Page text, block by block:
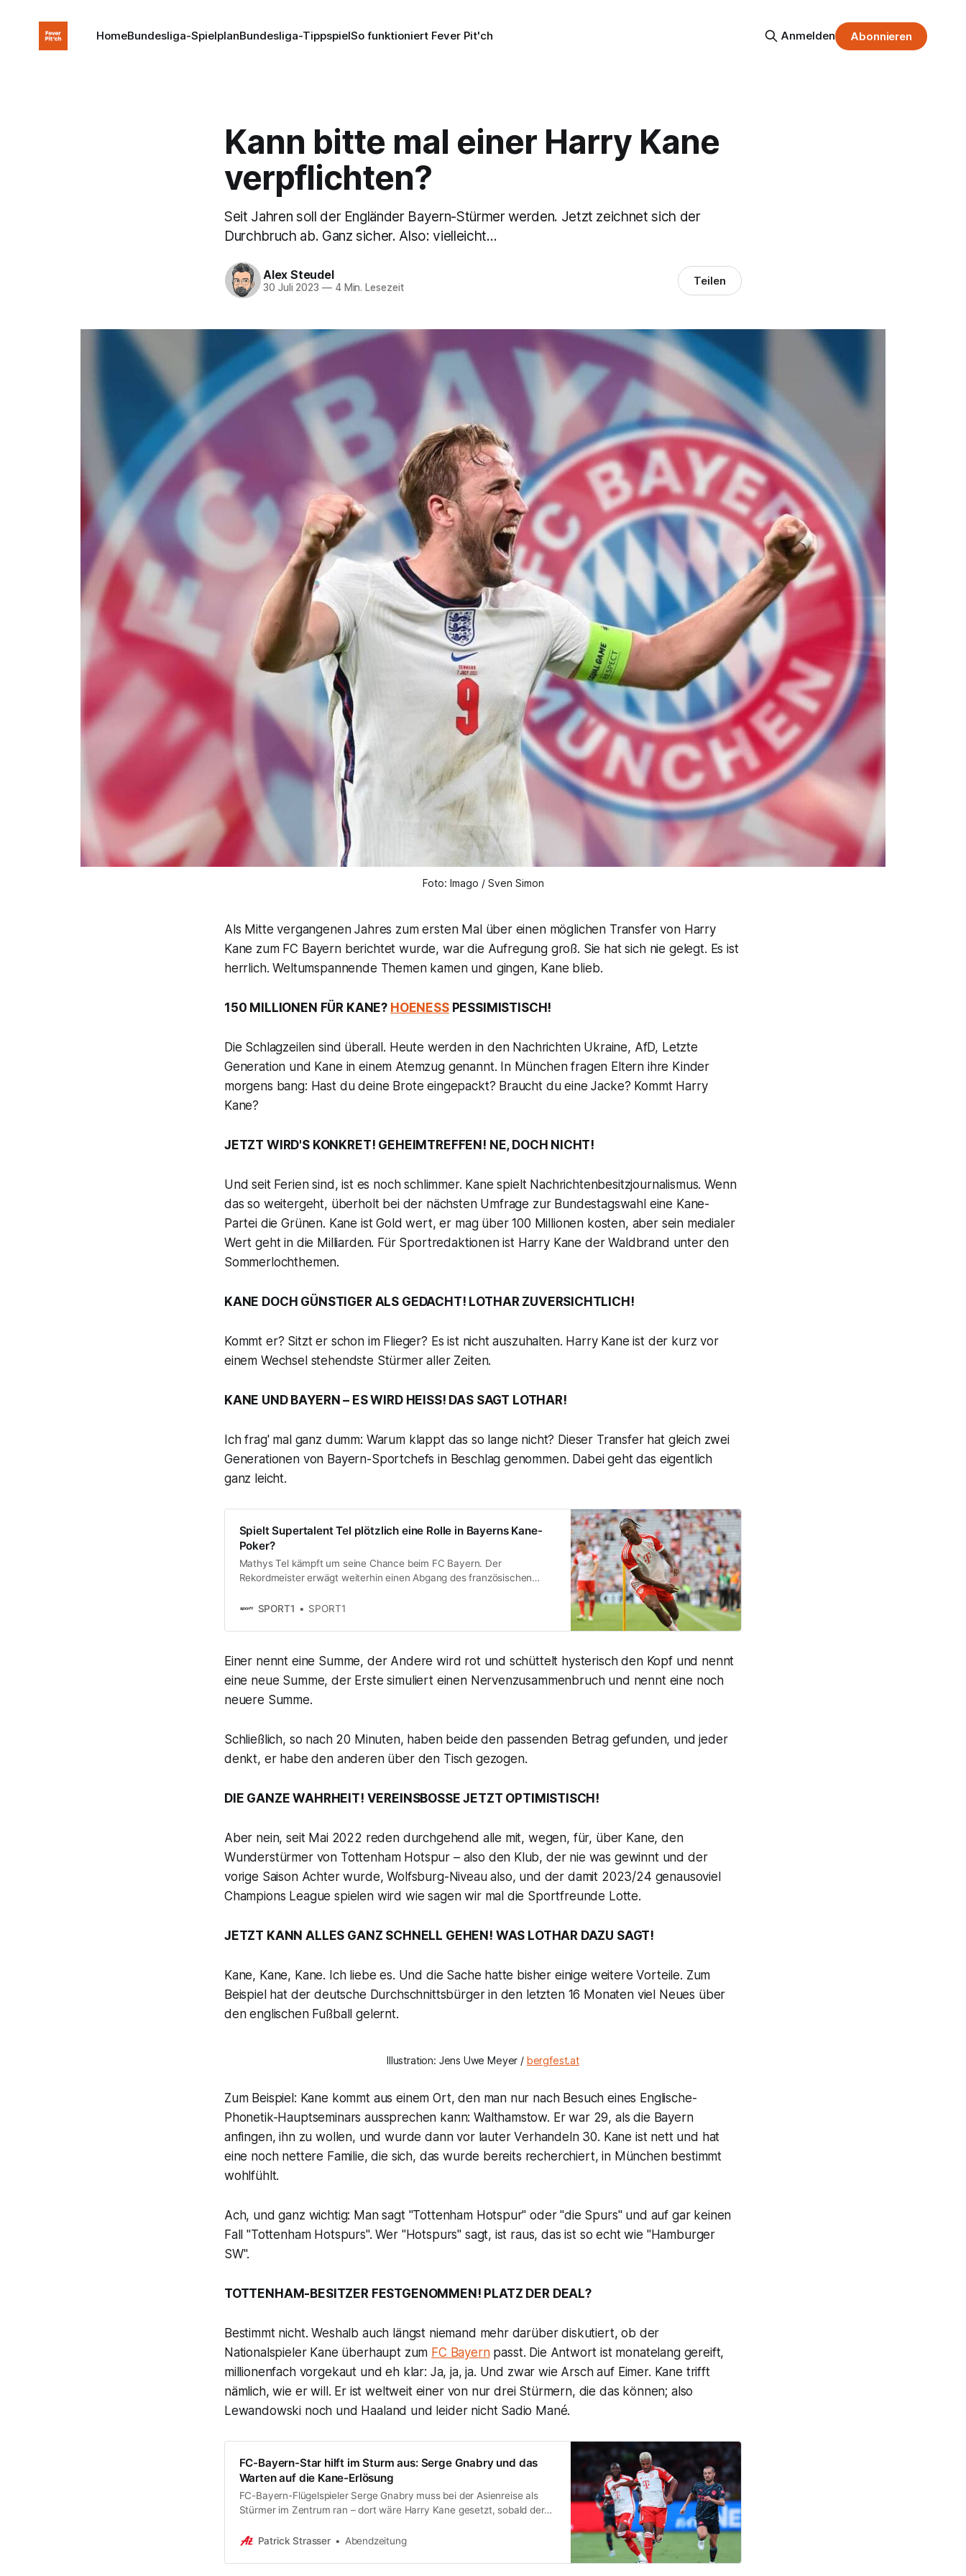
HomeBundesliga-SpielplanBundesliga-TippspielSo funktioniert Fever Pit'ch Anmelden Abonnieren
Kann bitte mal einer Harry Kane
verpflichten?
Seit Jahren soll der Engländer Bayern-Stürmer werden. Jetzt zeichnet sich der
Durchbruch ab. Ganz sicher. Also: vielleicht…
Alex Steudel
30 Juli 2023 —4 Min. Lesezeit Teilen
Foto: Imago / Sven Simon
Als Mitte vergangenen Jahres zum ersten Mal über einen möglichen Transfer von Harry
Kane zum FC Bayern berichtet wurde, war die Aufregung groß. Sie hat sich nie gelegt. Es ist
herrlich. Weltumspannende Themen kamen und gingen, Kane blieb.
150 MILLIONEN FÜR KANE? HOENESSPESSIMISTISCH!
Die Schlagzeilen sind überall. Heute werden in den Nachrichten Ukraine, AfD, Letzte
Generation und Kane in einem Atemzug genannt. In München fragen Eltern ihre Kinder
morgens bang: Hast du deine Brote eingepackt? Braucht du eine Jacke? Kommt Harry
Kane?
JETZT WIRD'S KONKRET! GEHEIMTREFFEN! NE, DOCH NICHT!
Und seit Ferien sind, ist es noch schlimmer. Kane spielt Nachrichtenbesitzjournalismus. Wenn
das so weitergeht, überholt bei der nächsten Umfrage zur Bundestagswahl eine Kane-
Partei die Grünen. Kane ist Gold wert, er mag über 100 Millionen kosten, aber sein medialer
Wert geht in die Milliarden. Für Sportredaktionen ist Harry Kane der Waldbrand unter den
Sommerlochthemen.
KANE DOCH GÜNSTIGER ALS GEDACHT! LOTHAR ZUVERSICHTLICH!
Kommt er? Sitzt er schon im Flieger? Es ist nicht auszuhalten. Harry Kane ist der kurz vor
einem Wechsel stehendste Stürmer aller Zeiten.
KANE UND BAYERN – ES WIRD HEISS! DAS SAGT LOTHAR!
Ich frag' mal ganz dumm: Warum klappt das so lange nicht? Dieser Transfer hat gleich zwei
Generationen von Bayern-Sportchefs in Beschlag genommen. Dabei geht das eigentlich
ganz leicht.
Spielt Supertalent Tel plötzlich eine Rolle in Bayerns Kane-
Poker?
Mathys Tel kämpft um seine Chance beim FC Bayern. Der
Rekordmeister erwägt weiterhin einen Abgang des französischen
denkt.SPORT1 SPORT1
Einer nennt eine Summe, der Andere wird rot und schüttelt hysterisch den Kopf und nennt
eine neue Summe, der Erste simuliert einen Nervenzusammenbruch und nennt eine noch
neuere Summe.
Schließlich, so nach 20 Minuten, haben beide den passenden Betrag gefunden, und jeder
denkt, er habe den anderen über den Tisch gezogen.
DIE GANZE WAHRHEIT! VEREINSBOSSE JETZT OPTIMISTISCH!
Aber nein, seit Mai 2022 reden durchgehend alle mit, wegen, für, über Kane, den
Wunderstürmer von Tottenham Hotspur – also den Klub, der nie was gewinnt und der
vorige Saison Achter wurde, Wolfsburg-Niveau also, und der damit 2023/24 genausoviel
Champions League spielen wird wie sagen wir mal die Sportfreunde Lotte.
JETZT KANN ALLES GANZ SCHNELL GEHEN! WAS LOTHAR DAZU SAGT!
Kane, Kane, Kane. Ich liebe es. Und die Sache hatte bisher einige weitere Vorteile. Zum
Beispiel hat der deutsche Durchschnittsbürger in den letzten 16 Monaten viel Neues über
den englischen Fußball gelernt.
Illustration: Jens Uwe Meyer / bergfest.at
Zum Beispiel: Kane kommt aus einem Ort, den man nur nach Besuch eines Englische-
Phonetik-Hauptseminars aussprechen kann: Walthamstow. Er war 29, als die Bayern
anfingen, ihn zu wollen, und wurde dann vor lauter Verhandeln 30. Kane ist nett und hat
eine noch nettere Familie, die sich, das wurde bereits recherchiert, in München bestimmt
wohlfühlt.
Ach, und ganz wichtig: Man sagt "Tottenham Hotspur" oder "die Spurs" und auf gar keinen
Fall "Tottenham Hotspurs". Wer "Hotspurs" sagt, ist raus, das ist so echt wie "Hamburger
SW".
TOTTENHAM-BESITZER FESTGENOMMEN! PLATZ DER DEAL?
Bestimmt nicht. Weshalb auch längst niemand mehr darüber diskutiert, ob der
Nationalspieler Kane überhaupt zum FC Bayernpasst. Die Antwort ist monatelang gereift,
millionenfach vorgekaut und eh klar: Ja, ja, ja. Und zwar wie Arsch auf Eimer. Kane trifft
nämlich, wie er will. Er ist weltweit einer von nur drei Stürmern, die das können; also
Lewandowski noch und Haaland und leider nicht Sadio Mané.
FC-Bayern-Star hilft im Sturm aus: Serge Gnabry und das
Warten auf die Kane-Erlösung
FC-Bayern-Flügelspieler Serge Gnabry muss bei der Asienreise als
Stürmer im Zentrum ran – dort wäre Harry Kane gesetzt, sobald der
Patrick Strasser
Abendzeitung